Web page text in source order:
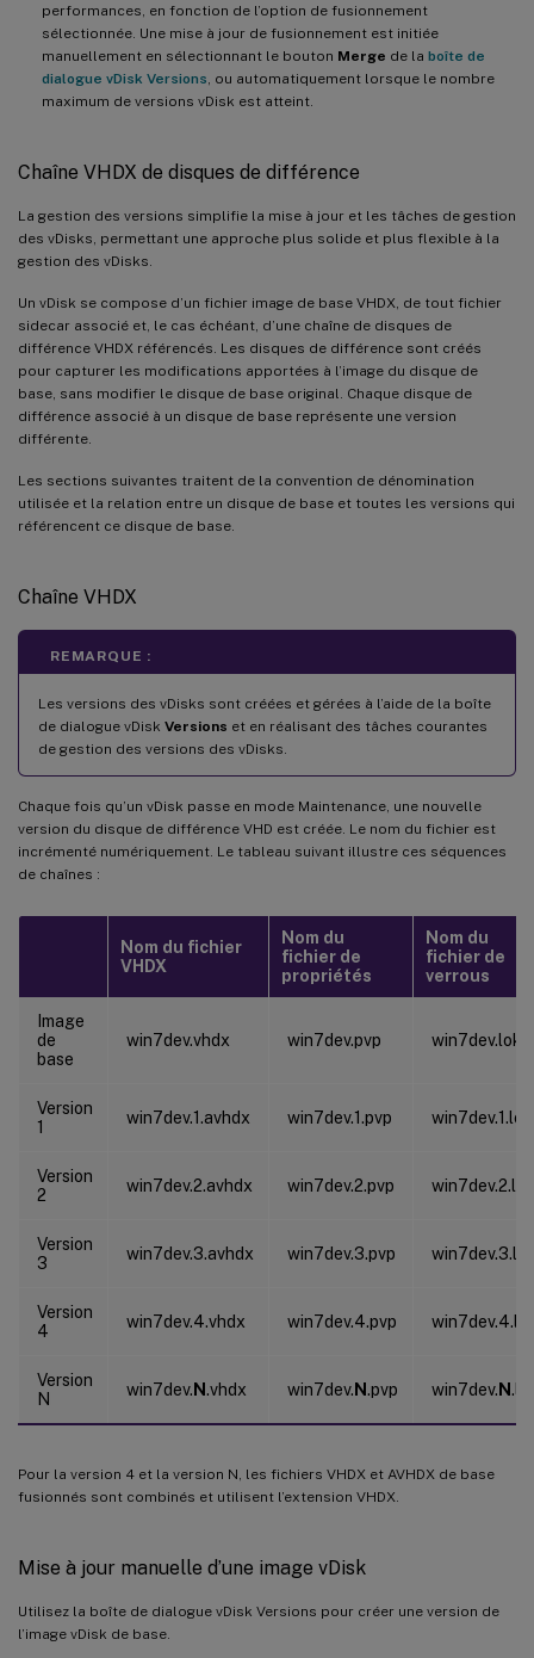
performances, en fonction de l’option de fusionnement
sélectionnée. Une mise à jour de fusionnement est initiée
manuellement en sélectionnant le bouton Merge de la boîte de
dialogue vDisk Versions , ou automatiquement lorsque le nombre
maximum de versions vDisk est atteint.
Chaîne VHDX de disques de différence
La gestion des versions simplifie la mise à jour et les tâches de gestion
des vDisks, permettant une approche plus solide et plus flexible à la
gestion des vDisks.
Un vDisk se compose d’un fichier image de base VHDX, de tout fichier
sidecar associé et, le cas échéant, d’une chaîne de disques de
différence VHDX référencés. Les disques de différence sont créés
pour capturer les modifications apportées à l’image du disque de
base, sans modifier le disque de base original. Chaque disque de
différence associé à un disque de base représente une version
différente.
Les sections suivantes traitent de la convention de dénomination
utilisée et la relation entre un disque de base et toutes les versions qui
référencent ce disque de base.
Chaîne VHDX
REMARQUE :
Les versions des vDisks sont créées et gérées à l’aide de la boîte
de dialogue vDisk Versions et en réalisant des tâches courantes
de gestion des versions des vDisks.
Chaque fois qu’un vDisk passe en mode Maintenance, une nouvelle
version du disque de différence VHD est créée. Le nom du fichier est
incrémenté numériquement. Le tableau suivant illustre ces séquences
de chaînes :
Nom du fichier
VHDX
Nom du
fichier de
propriétés
Nom du
fichier de
verrous
Image
de
base
win7dev.vhdx win7dev.pvp win7dev.lok
Version
1
win7dev.1.avhdx win7dev.1.pvp win7dev.1.lok
Version
2
win7dev.2.avhdx win7dev.2.pvp win7dev.2.lok
Version
3
win7dev.3.avhdx win7dev.3.pvp
Version
4
win7dev.4.vhdx win7dev.4.pvp
Version
N
win7dev.N.vhdx win7dev.N.pvp win7dev.N
Pour la version 4 et la version N, les fichiers VHDX et AVHDX de base
fusionnés sont combinés et utilisent l’extension VHDX.
Mise à jour manuelle d’une image vDisk
Utilisez la boîte de dialogue vDisk Versions pour créer une version de
l’image vDisk de base.